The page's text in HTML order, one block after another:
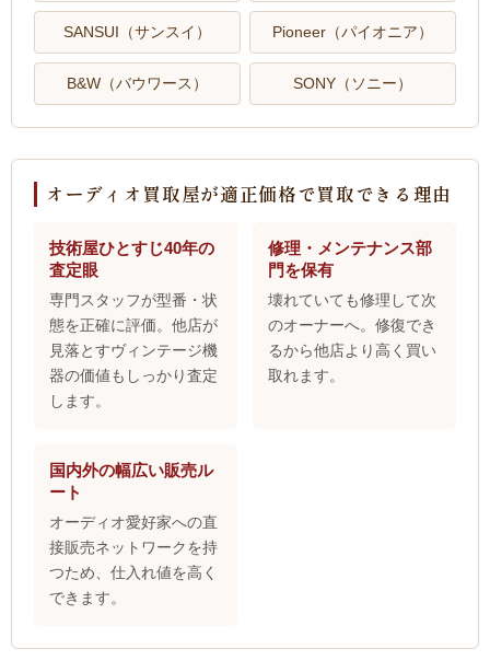
SANSUI（サンスイ） Pioneer（パイオニア）
B&W（バウワース） SONY（ソニー）
オーディオ買取屋が適正価格で買取できる理由
技術屋ひとすじ40年の
査定眼
専門スタッフが型番・状
態を正確に評価。他店が
見落とすヴィンテージ機
器の価値もしっかり査定
します。
修理・メンテナンス部
門を保有
壊れていても修理して次
のオーナーへ。修復でき
るから他店より高く買い
取れます。
国内外の幅広い販売ル
ート
オーディオ愛好家への直
接販売ネットワークを持
つため、仕入れ値を高く
できます。